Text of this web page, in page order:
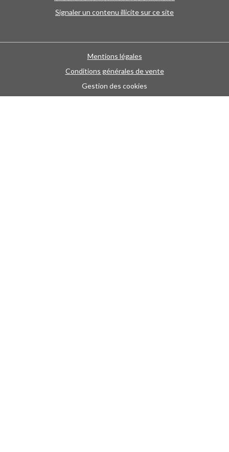
Signaler un contenu illicite sur ce site
Mentions légales
Conditions générales de vente
Gestion des cookies